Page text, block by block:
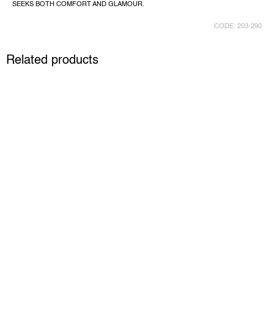
SEEKS BOTH COMFORT AND GLAMOUR.
CODE: 203-290
Related products